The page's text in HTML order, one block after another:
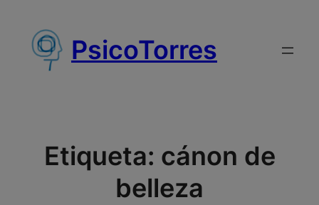
contenido
PsicoTorres
Etiqueta: cánon de
belleza